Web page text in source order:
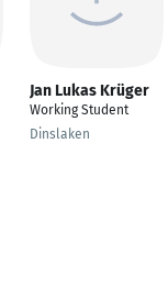
Jan Lukas Krüger
Working Student
Dinslaken